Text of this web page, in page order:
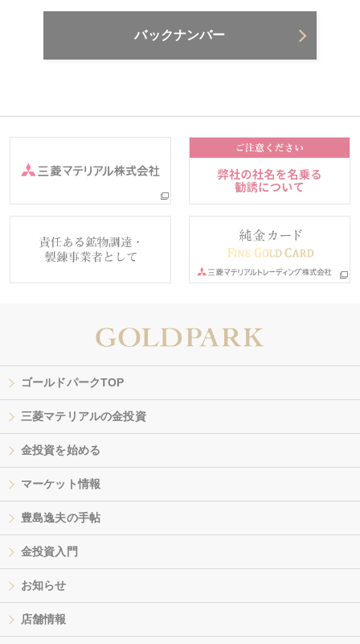
バックナンバー
ゴールドパークTOP
三菱マテリアルの金投資
金投資を始める
マーケット情報
豊島逸夫の手帖
金投資入門
お知らせ
店舗情報